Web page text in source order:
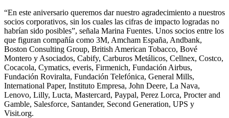
“En este aniversario queremos dar nuestro agradecimiento a nuestros
socios corporativos, sin los cuales las cifras de impacto logradas no
habrían sido posibles”, señala Marina Fuentes. Unos socios entre los
que figuran compañía como 3M, Amcham España, Andbank,
Boston Consulting Group, British American Tobacco, Bové
Montero y Asociados, Cabify, Carburos Metálicos, Cellnex, Costco,
Cocacola, Cymatics, everis, Firmenich, Fundación Airbus,
Fundación Roviralta, Fundación Telefónica, General Mills,
International Paper, Instituto Empresa, John Deere, La Nava,
Lenovo, Lilly, Lucta, Mastercard, Paypal, Perez Lorca, Procter and
Gamble, Salesforce, Santander, Second Generation, UPS y
Visit.org.